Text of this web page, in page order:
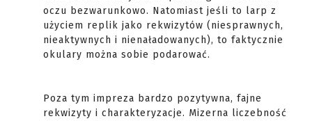
oczu bezwarunkowo. Natomiast jeśli to larp z
użyciem replik jako rekwizytów (niesprawnych,
nieaktywnych i nienaładowanych), to faktycznie
okulary można sobie podarować.
Poza tym impreza bardzo pozytywna, fajne
rekwizyty i charakteryzacje. Mizerna liczebność